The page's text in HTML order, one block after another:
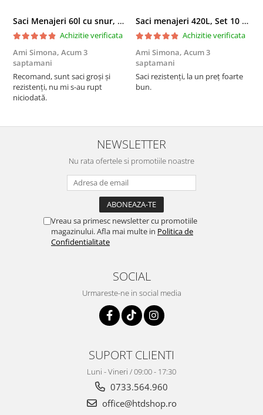
Saci Menajeri 60l cu snur, Roz, 10buc/rola
Achizitie verificata
Ami Simona, Acum 3
saptamani
Recomand, sunt saci groși și
rezistenți, nu mi s-au rupt
niciodată.
Saci menajeri 420L, Set 10 bucati
Achizitie verificata
Ami Simona, Acum 3
saptamani
Saci rezistenți, la un preț foarte
bun.
NEWSLETTER
Nu rata ofertele si promotiile noastre
Vreau sa primesc newsletter cu promotiile
magazinului. Afla mai multe in Politica de
Confidentialitate
SOCIAL
Urmareste-ne in social media
SUPORT CLIENTI
Luni - Vineri / 09:00 - 17:30
0733.564.960
office@htdshop.ro